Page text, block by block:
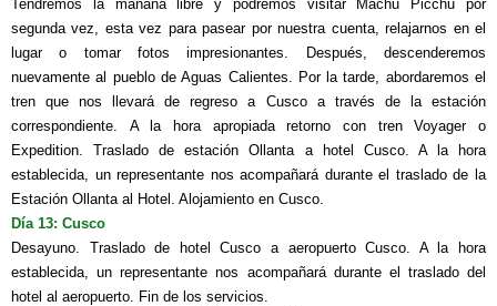
Tendremos la mañana libre y podremos visitar Machu Picchu por
segunda vez, esta vez para pasear por nuestra cuenta, relajarnos en el
lugar o tomar fotos impresionantes. Después, descenderemos
nuevamente al pueblo de Aguas Calientes. Por la tarde, abordaremos el
tren que nos llevará de regreso a Cusco a través de la estación
correspondiente. A la hora apropiada retorno con tren Voyager o
Expedition. Traslado de estación Ollanta a hotel Cusco. A la hora
establecida, un representante nos acompañará durante el traslado de la
Estación Ollanta al Hotel. Alojamiento en Cusco.
Día 13: Cusco
Desayuno. Traslado de hotel Cusco a aeropuerto Cusco. A la hora
establecida, un representante nos acompañará durante el traslado del
hotel al aeropuerto. Fin de los servicios.